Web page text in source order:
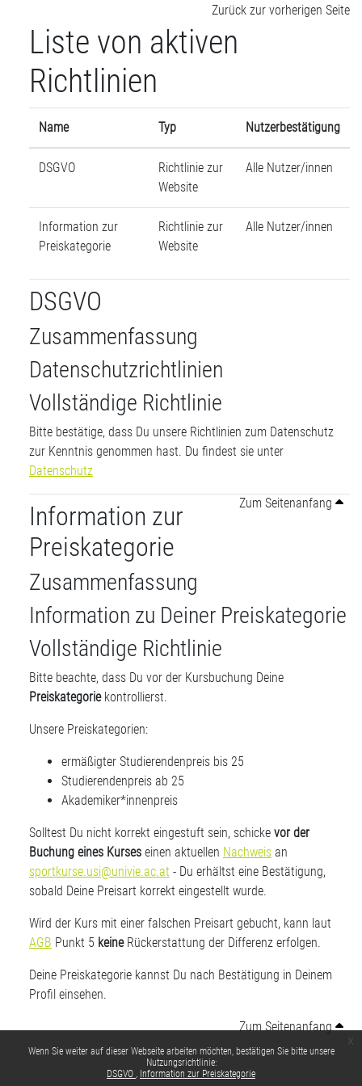
Wenn Sie weiter auf dieser Webseite arbeiten möchten, bestätigen Sie bitte unsere
Nutzungsrichtlinie:
DSGVO
Information zur Preiskategorie
Zurück zur vorherigen Seite
Liste von aktiven
Richtlinien
Name Typ Nutzerbestätigung
DSGVO
Richtlinie zur
Website
Alle Nutzer/innen
Information zur
Preiskategorie
Richtlinie zur
Website
Alle Nutzer/innen
DSGVO
Zusammenfassung
Datenschutzrichtlinien
Vollständige Richtlinie
Bitte bestätige, dass Du unsere Richtlinien zum Datenschutz
zur Kenntnis genommen hast. Du findest sie unter
Datenschutz
Zum Seitenanfang
Information zur
Preiskategorie
Zusammenfassung
Information zu Deiner Preiskategorie
Vollständige Richtlinie
Bitte beachte, dass Du vor der Kursbuchung Deine
Preiskategoriekontrollierst.
Unsere Preiskategorien:
ermäßigter Studierendenpreis bis 25
Studierendenpreis ab 25
Akademiker*innenpreis
Solltest Du nicht korrekt eingestuft sein, schicke vor der
Buchung eines Kurses einen aktuellen Nachweisan
sportkurse.usi@univie.ac.at - Du erhältst eine Bestätigung,
sobald Deine Preisart korrekt eingestellt wurde.
Wird der Kurs mit einer falschen Preisart gebucht, kann laut
AGB Punkt 5 keine Rückerstattung der Differenz erfolgen.
Deine Preiskategorie kannst Du nach Bestätigung in Deinem
Profil einsehen.
Zum Seitenanfang